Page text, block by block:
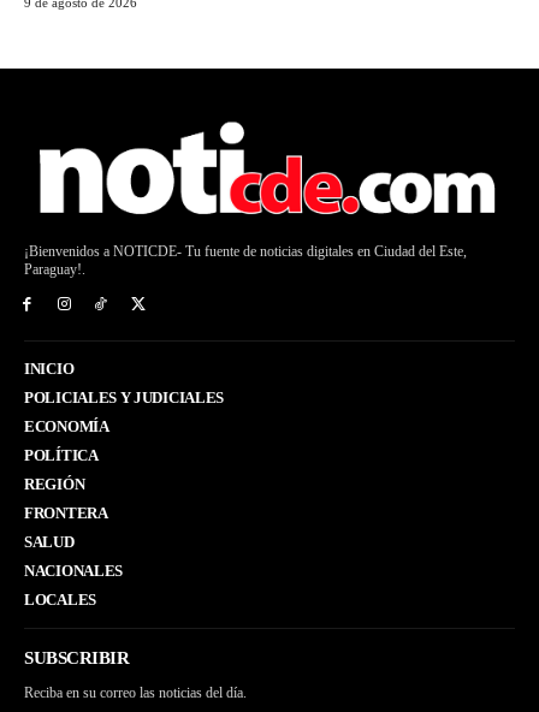
¡Bienvenidos a NOTICDE- Tu fuente de noticias digitales en Ciudad del Este,
Paraguay!.
INICIO
POLICIALES Y JUDICIALES
ECONOMÍA
POLÍTICA
REGIÓN
FRONTERA
SALUD
NACIONALES
LOCALES
SUBSCRIBIR
Reciba en su correo las noticias del día.